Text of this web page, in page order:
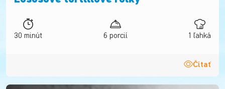
30 minút 6 porcií 1 ľahká
Čítať